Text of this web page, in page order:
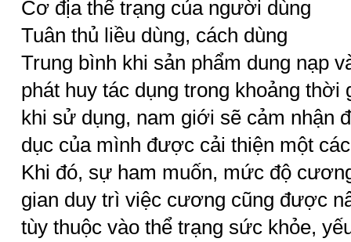
Cơ địa thể trạng của người dùng
Tuân thủ liều dùng, cách dùng
Trung bình khi sản phẩm dung nạp
phát huy tác dụng trong khoảng thời
khi sử dụng, nam giới sẽ cảm nhận
dục của mình được cải thiện một
Khi đó, sự ham muốn, mức độ
gian duy trì việc cương cũng được
tùy thuộc vào thể trạng sức khỏe,